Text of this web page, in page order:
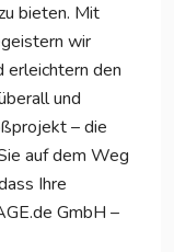
bieten. Mit
wir
erleichtern den
und
– die
auf dem Weg
Ihre
GmbH –